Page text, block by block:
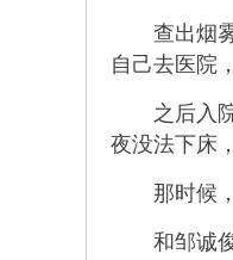
查出烟雾
自己去医院
之后入院
夜没法下床
那时候，
和邹诚俊